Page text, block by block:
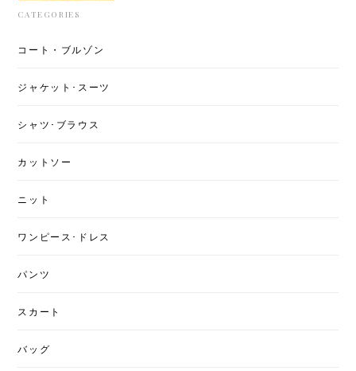
CATEGORIES
コート・ブルゾン
ジャケット･スーツ
シャツ･ブラウス
カットソー
ニット
ワンピース･ドレス
パンツ
スカート
バッグ